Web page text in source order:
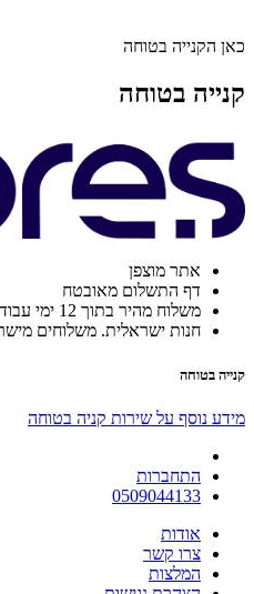
כאן הקנייה בטוחה
קנייה בטוחה
אתר מוצפן
דף התשלום מאובטח
משלוח מהיר בתוך 12 ימי עבודה
חנות ישראלית. משלוחים
קנייה בטוחה
מידע נוסף על שירות קניה בטוחה
התחברות
0509044133
אודות
צרו קשר
המלצות